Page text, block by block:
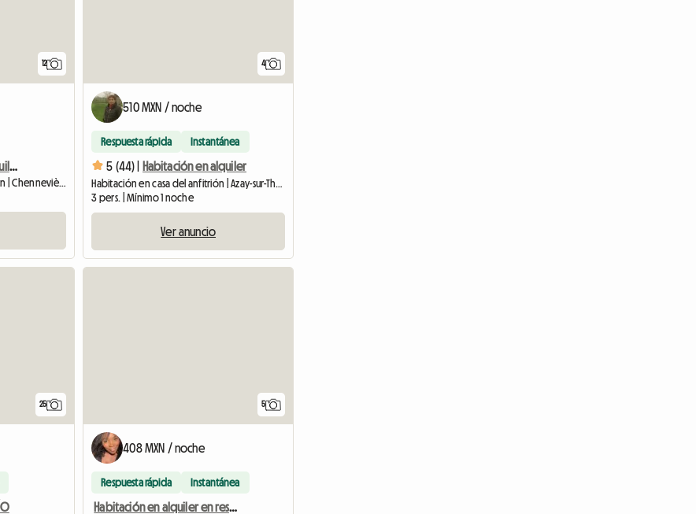
12
Hermosa Habitación Tranquila Cerca Del Transporte
Habitación en casa del anfitrión | Chennevières-sur-Marne (94430) | 18 M2
4
510 MXN / noche
Respuesta rápida Instantánea
5 (44) | Habitación en alquiler
3 pers. | Mínimo 1 noche
Ver anuncio
25 5
408 MXN / noche
Respuesta rápida Instantánea
Habitación en alquiler en residencia tranquila